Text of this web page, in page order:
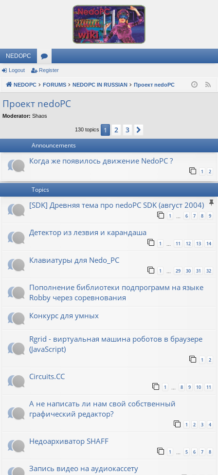
NEDOPC
or
u
s
Logout Register
NEDOPC FORUMS NEDOPC IN RUSSIAN Проект nedoPC
Проект nedoPC
Moderator: Shaos
130 topics 1 2 3
Announcements
Когда же появилось движение NedoPC ?
1 2
Topics
[SDK] Древняя тема про nedoPC SDK (август 2004)
1 … 6 7 8 9
Детектор из лезвия и карандаша
1 11 12 13 14
Клавиатуры для Nedo_PC
1 29 30 31 32
Пополнение библиотеки подпрограмм на языке
Robby через соревнования
Конкурс для умных
Rgrid - виртуальная машина роботов в браузере
(JavaScript)
1 2
Circuits.CC
1 8 9 10 11
А не написать ли нам свой собственный
графический редактор?
1 2 3 4
Недоархиватор SHAFF
1 … 5 6 7 8
Запись видео на аудиокассету